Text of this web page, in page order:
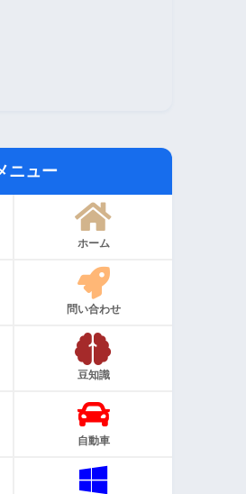
ニュー
ホーム
問い合わせ
豆知識
自動車